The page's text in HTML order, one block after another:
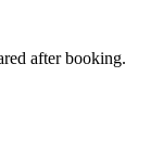
after booking.